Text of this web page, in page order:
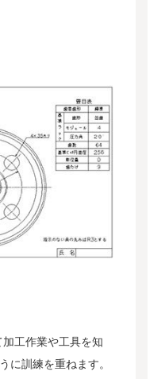
工作業や工具を知
に訓練を重ねます。